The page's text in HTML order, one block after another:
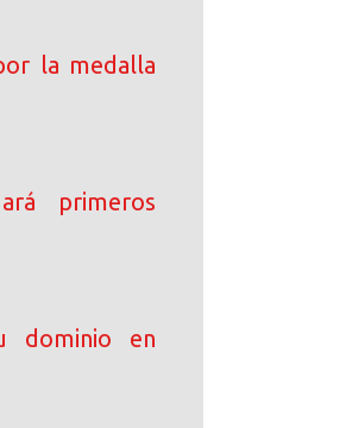
la medalla
primeros
dominio en